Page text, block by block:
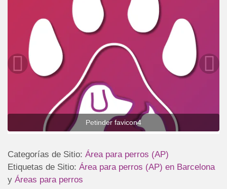
Petinder favicon4
Categorías de Sitio: Área para perros (AP)
Etiquetas de Sitio: Área para perros (AP) en Barcelona
y Áreas para perros